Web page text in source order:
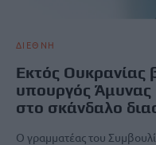
ΔΙΕΘΝΗ
Εκτός Ουκρανίας
υπουργός Άμυνας
στο σκάνδαλο
Ο γραμματέας του